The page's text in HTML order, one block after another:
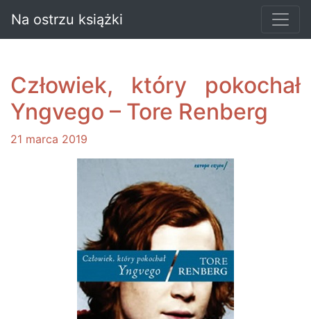
Na ostrzu książki
Człowiek, który pokochał
Yngvego – Tore Renberg
21 marca 2019